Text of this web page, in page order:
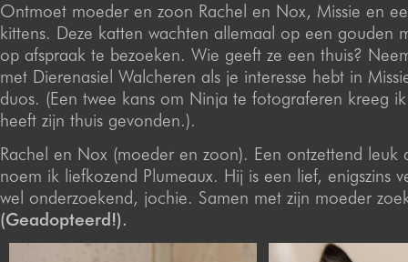
Ontmoet moeder en zoon Rachel en Nox, Missie en
kittens. Deze katten wachten allemaal op een gouden
op afspraak te bezoeken. Wie geeft ze een thuis?
met Dierenasiel Walcheren als je interesse hebt in
duos. (Een twee kans om Ninja te fotograferen kreeg
heeft zijn thuis gevonden.).
Rachel en Nox (moeder en zoon). Een ontzettend leuk
noem ik liefkozend Plumeaux. Hij is een lief, enigszins
wel onderzoekend, jochie. Samen met zijn moeder
(Geadopteerd!).